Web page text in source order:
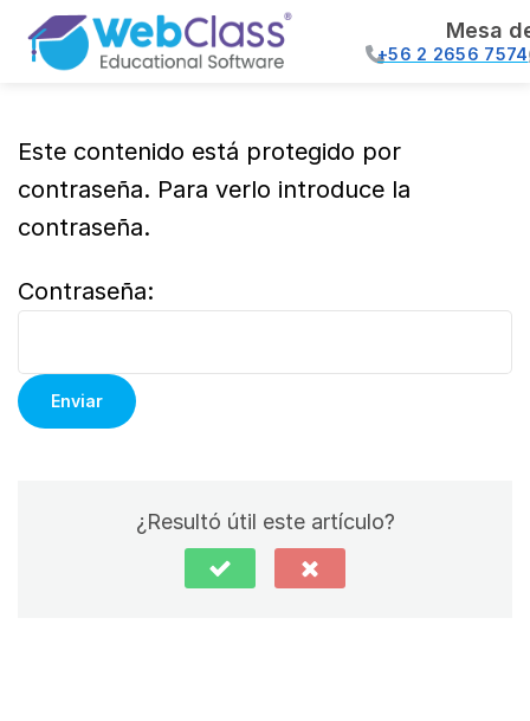
Mesa
+56 2 2656 7574
Este contenido está protegido por
contraseña. Para verlo introduce la
contraseña.
Contraseña:
¿Resultó útil este artículo?